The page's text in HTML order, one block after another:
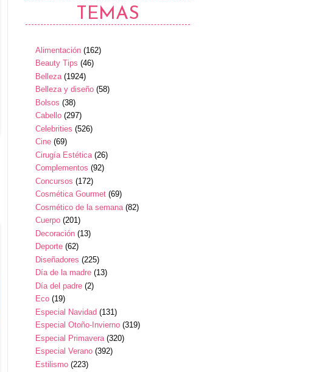
TEMAS
Alimentación (162)
Beauty Tips (46)
Belleza (1924)
Belleza y diseño (58)
Bolsos (38)
Cabello (297)
Celebrities (526)
Cine (69)
Cirugía Estética (26)
Complementos (92)
Concursos (172)
Cosmética Gourmet (69)
Cosmético de la semana (82)
Cuerpo (201)
Decoración (13)
Deporte (62)
Diseñadores (225)
Día de la madre (13)
Día del padre (2)
Eco (19)
Especial Navidad (131)
Especial Otoño-Invierno (319)
Especial Primavera (320)
Especial Verano (392)
Estilismo (223)